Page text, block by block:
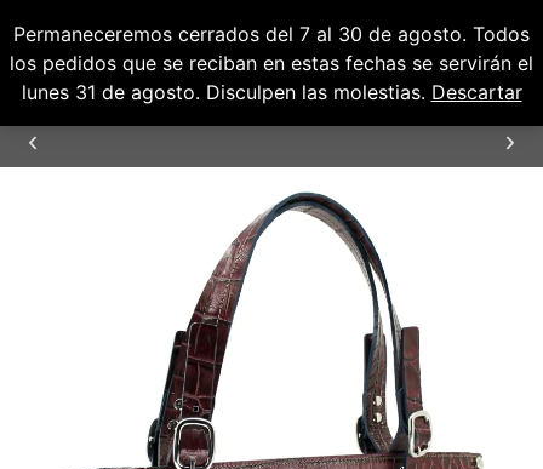
Permaneceremos cerrados del 7 al 30 de agosto. Todos
los pedidos que se reciban en estas fechas se servirán el
lunes 31 de agosto. Disculpen las molestias. Descartar
0,00€
0